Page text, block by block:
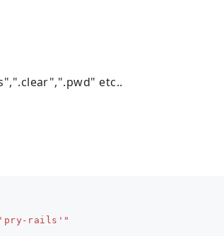
etc..
rails'"